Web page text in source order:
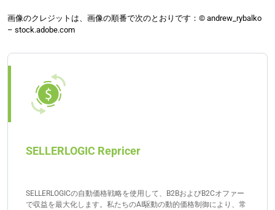
画像のクレジットは、画像の順番で次のとおりです：© andrew_rybalko
– stock.adobe.com
SELLERLOGIC Repricer
SELLERLOGICの自動価格戦略を使用して、B2BおよびB2Cオファー
で収益を最大化します。私たちのAI駆動の動的価格制御により、常